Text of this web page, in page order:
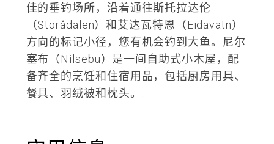
佳的垂钓场所，沿着通往斯托拉达伦
（Storådalen）和艾达瓦特恩（Eidavatn）
方向的标记小径，您有机会钓到大鱼。尼尔
塞布（Nilsebu）是一间自助式小木屋，配
备齐全的烹饪和住宿用品，包括厨房用具、
餐具、羽绒被和枕头。.